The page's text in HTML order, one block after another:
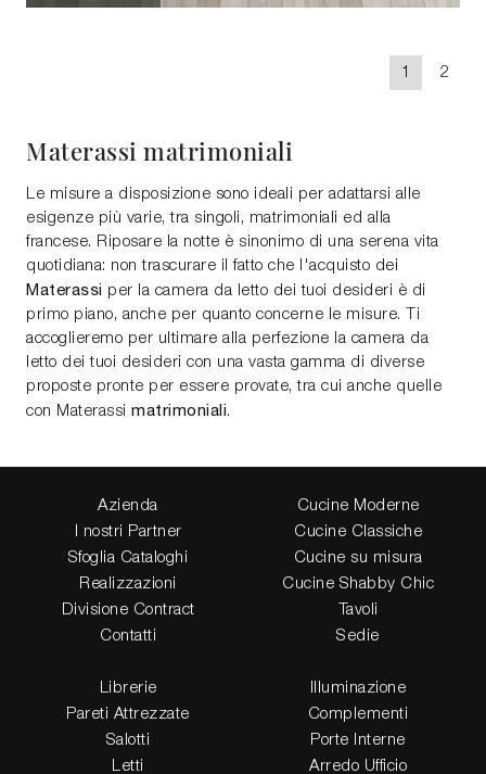
1 2
Materassi matrimoniali
Le misure a disposizione sono ideali per adattarsi alle
esigenze più varie, tra singoli, matrimoniali ed alla
francese. Riposare la notte è sinonimo di una serena vita
quotidiana: non trascurare il fatto che l'acquisto dei
Materassi per la camera da letto dei tuoi desideri è di
primo piano, anche per quanto concerne le misure. Ti
accoglieremo per ultimare alla perfezione la camera da
letto dei tuoi desideri con una vasta gamma di diverse
proposte pronte per essere provate, tra cui anche quelle
con Materassi matrimoniali.
Azienda
I nostri Partner
Sfoglia Cataloghi
Realizzazioni
Divisione Contract
Contatti
Cucine Moderne
Cucine Classiche
Cucine su misura
Cucine Shabby Chic
Tavoli
Sedie
Librerie
Pareti Attrezzate
Salotti
Letti
Illuminazione
Complementi
Porte Interne
Arredo Ufficio